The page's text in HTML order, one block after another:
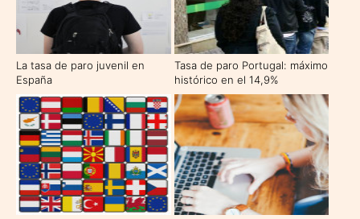
La tasa de paro juvenil en
España
Tasa de paro Portugal: máximo
histórico en el 14,9%